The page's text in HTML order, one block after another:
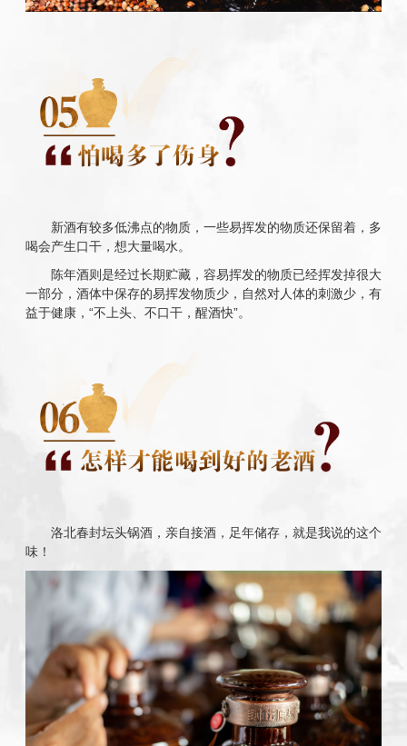
新酒有较多低沸点的物质，一些易挥发的物质还保留着，多
喝会产生口干，想大量喝水。
陈年酒则是经过长期贮藏，容易挥发的物质已经挥发掉很大
一部分，酒体中保存的易挥发物质少，自然对人体的刺激少，有
益于健康，“不上头、不口干，醒酒快”。
洛北春封坛头锅酒，亲自接酒，足年储存，就是我说的这个
味！